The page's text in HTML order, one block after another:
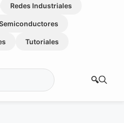
Redes Industriales
Tutoriales